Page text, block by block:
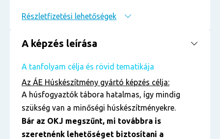
Részletfizetési lehetőségek
A képzés leírása
A tanfolyam célja és rövid tematikája
Az ÁE Húskészítmény gyártó képzés célja:
A húsfogyaztók tábora hatalmas, így mindig
szükség van a minőségi húskészítményekre.
Bár az OKJ megszűnt, mi továbbra is
szeretnénk lehetőséget biztosítani a